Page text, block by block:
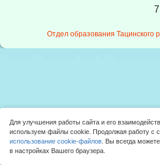
Отдел образования Тацинского
Для улучшения работы сайта и его
используем файлы cookie. Продолжая работу с
использование cookie-файлов . Вы всегда
в настройках Вашего браузера.